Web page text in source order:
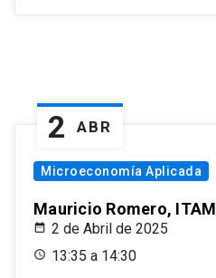
2 ABR
Microeconomía Aplicada
Mauricio Romero, ITAM
2 de Abril de 2025
13:35 a 14:30